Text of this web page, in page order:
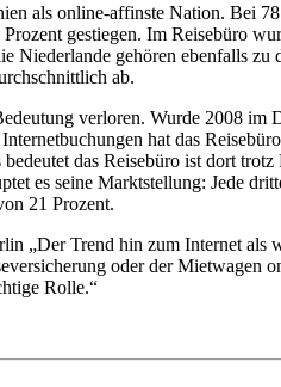
als online-affinste Nation. Bei
gestiegen. Im Reisebüro
Niederlande gehören ebenfalls
ab.
verloren. Wurde 2008
hat das
das Reisebüro ist dort
es seine Marktstellung: Jede
21 Prozent.
„Der Trend hin zum Internet als
oder der Mietwagen
Rolle.“